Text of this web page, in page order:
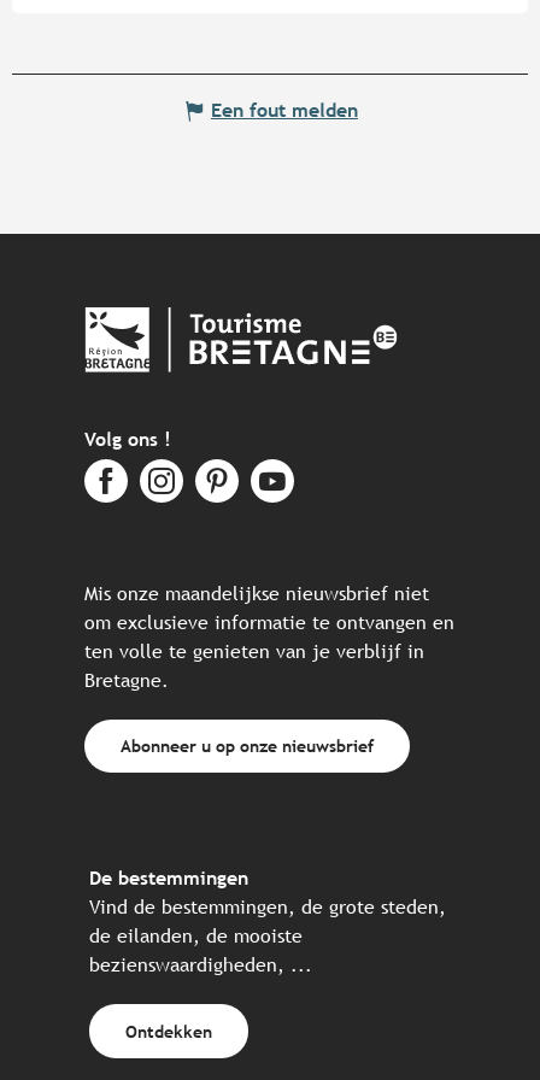
Een fout melden
Volg ons !
Mis onze maandelijkse nieuwsbrief niet
om exclusieve informatie te ontvangen en
ten volle te genieten van je verblijf in
Bretagne.
Abonneer u op onze nieuwsbrief
De bestemmingen
Vind de bestemmingen, de grote steden,
de eilanden, de mooiste
bezienswaardigheden, ...
Ontdekken